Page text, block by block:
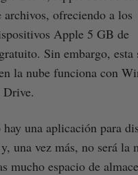
ofreciendo a los
Apple 5 GB de
Sin embargo, esta
la nube funciona con
Drive.
una aplicación para
una vez más, no será la
mucho espacio de